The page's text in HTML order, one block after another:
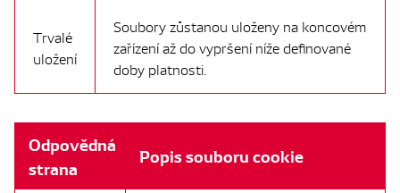
Trvalé
uložení
Soubory zůstanou uloženy na koncovém
zařízení až do vypršení níže definované
doby platnosti.
Odpovědná
strana
Popis souboru cookie